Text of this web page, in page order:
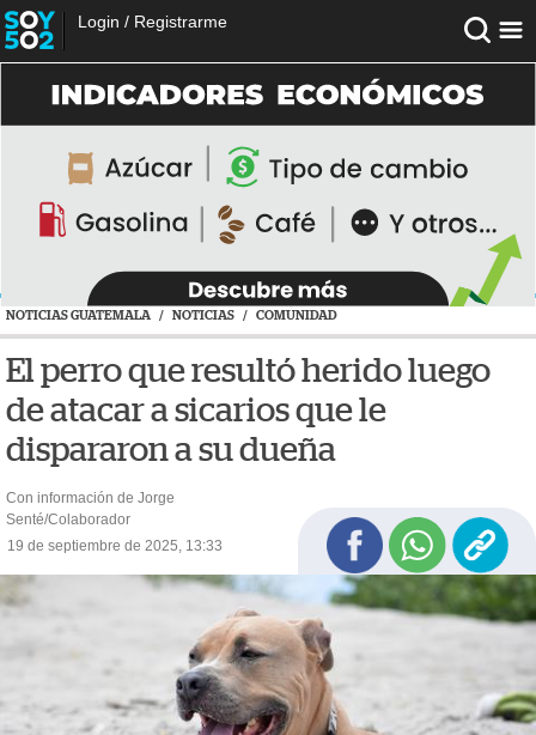
Login / Registrarme
NOTICIAS GUATEMALA / NOTICIAS / COMUNIDAD
El perro que resultó herido luego
de atacar a sicarios que le
dispararon a su dueña
Con información de Jorge
Senté/Colaborador
19 de septiembre de 2025, 13:33